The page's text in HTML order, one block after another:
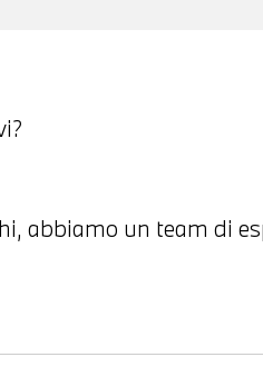
abbiamo un team di